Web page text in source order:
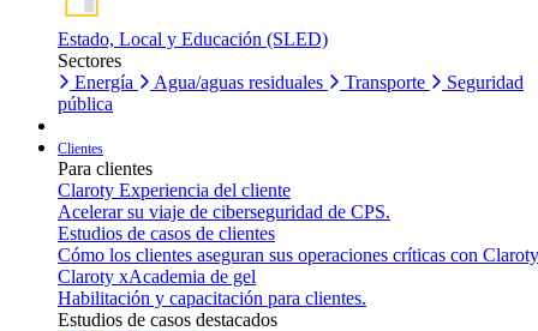
Estado, Local y Educación (SLED)
Sectores
Energía
Agua/aguas residuales Transporte
Seguridad
pública
Clientes
Para clientes
Claroty Experiencia del cliente
Acelerar su viaje de ciberseguridad de CPS.
Estudios de casos de clientes
Cómo los clientes aseguran sus operaciones críticas con
Claroty xAcademia de gel
Habilitación y capacitación para clientes.
Estudios de casos destacados